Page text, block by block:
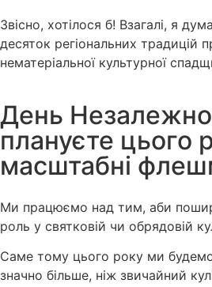
Звісно, хотілося б! Взагалі, я
десяток регіональних традицій
нематеріальної культурної
День
плануєте цього
масштабні
Ми працюємо над тим, аби
роль у святковій чи обрядовій
Саме тому цього року ми
значно більше, ніж звичайний